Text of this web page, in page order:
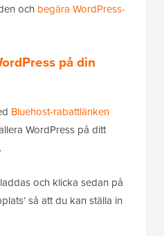
och begära WordPress-
på din
Bluehost-rabattlänken
WordPress på ditt
och klicka sedan på
så att du kan ställa in